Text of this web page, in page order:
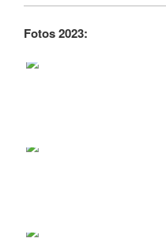
Fotos 2023: